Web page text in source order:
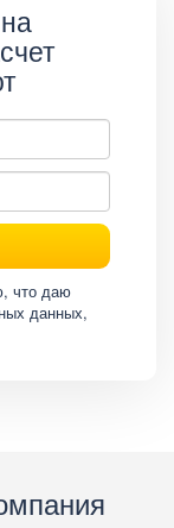
что даю
данных,